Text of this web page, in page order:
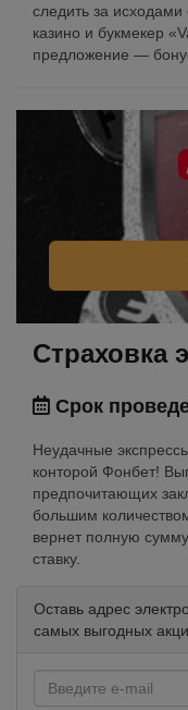
следить за исходами
казино и букмекер
предложение —
Страховка
Срок
Неудачные
конторой Фонбет!
предпочитающих
большим
вернет полную
ставку.
Оставь адрес
самых выгодных